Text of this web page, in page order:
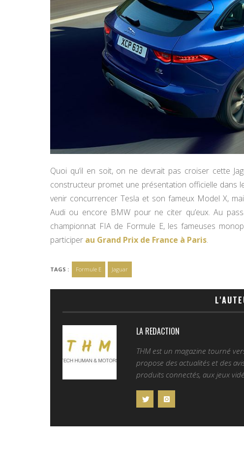
Quoi qu’il en soit, on ne devrait pas croiser cette
constructeur promet une présentation officielle dans
venir concurrencer Tesla et son fameux Model X,
Audi ou encore BMW pour ne citer qu’eux. Au
championnat FIA de Formule E, les fameuses
participer au Grand Prix de France à Paris.
TAGS : Formule E Jaguar
LA REDACTION
THM est un magazine tourné
propose des actualités et des
produits connectés, aux jeux